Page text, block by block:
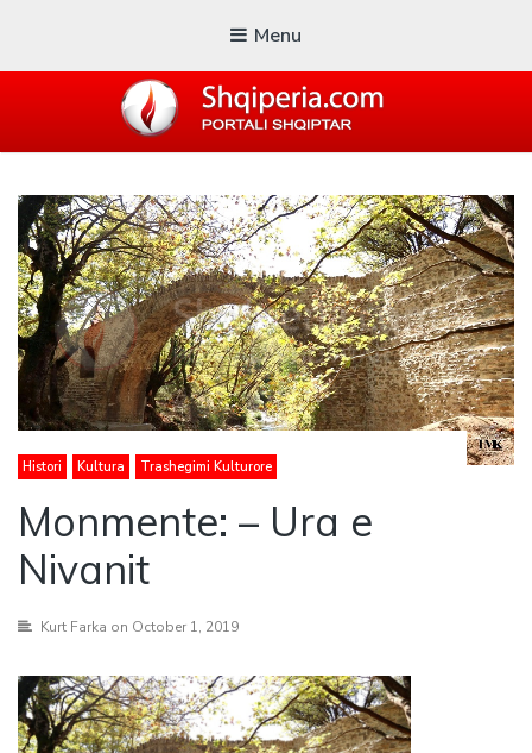
Menu
Blogu i ShqiperiaCom
Histori Kultura Trashegimi Kulturore
Monmente: – Ura e
Nivanit
Kurt Farka on October 1, 2019